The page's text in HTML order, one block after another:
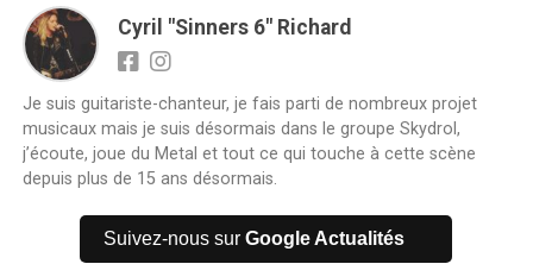
Cyril "Sinners 6" Richard
Je suis guitariste-chanteur, je fais parti de nombreux projet
musicaux mais je suis désormais dans le groupe Skydrol,
j’écoute, joue du Metal et tout ce qui touche à cette scène
depuis plus de 15 ans désormais.
Suivez-nous surGoogle Actualités